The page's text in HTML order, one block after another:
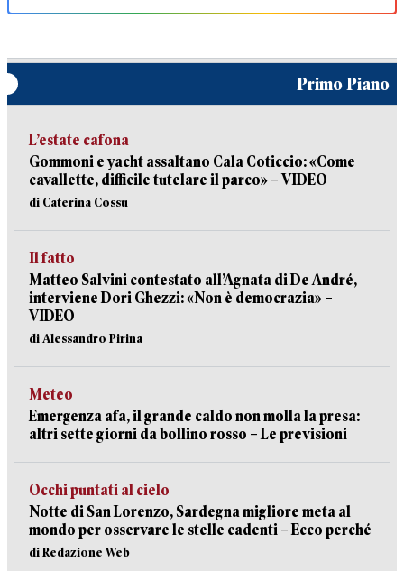
Primo Piano
L’estate cafona
Gommoni e yacht assaltano Cala Coticcio: «Come
cavallette, difficile tutelare il parco» – VIDEO
di Caterina Cossu
Il fatto
Matteo Salvini contestato all’Agnata di De André,
interviene Dori Ghezzi: «Non è democrazia» –
VIDEO
di Alessandro Pirina
Meteo
Emergenza afa, il grande caldo non molla la presa:
altri sette giorni da bollino rosso – Le previsioni
Occhi puntati al cielo
Notte di San Lorenzo, Sardegna migliore meta al
mondo per osservare le stelle cadenti – Ecco perché
di Redazione Web